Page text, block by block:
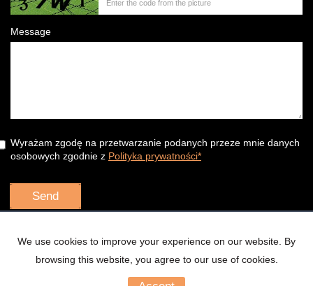
Message
Wyrażam zgodę na przetwarzanie podanych przeze mnie danych
osobowych zgodnie z Polityka prywatności*
2026 Programme for estate agents
We use cookies to improve your experience on our website. By
browsing this website, you agree to our use of cookies.